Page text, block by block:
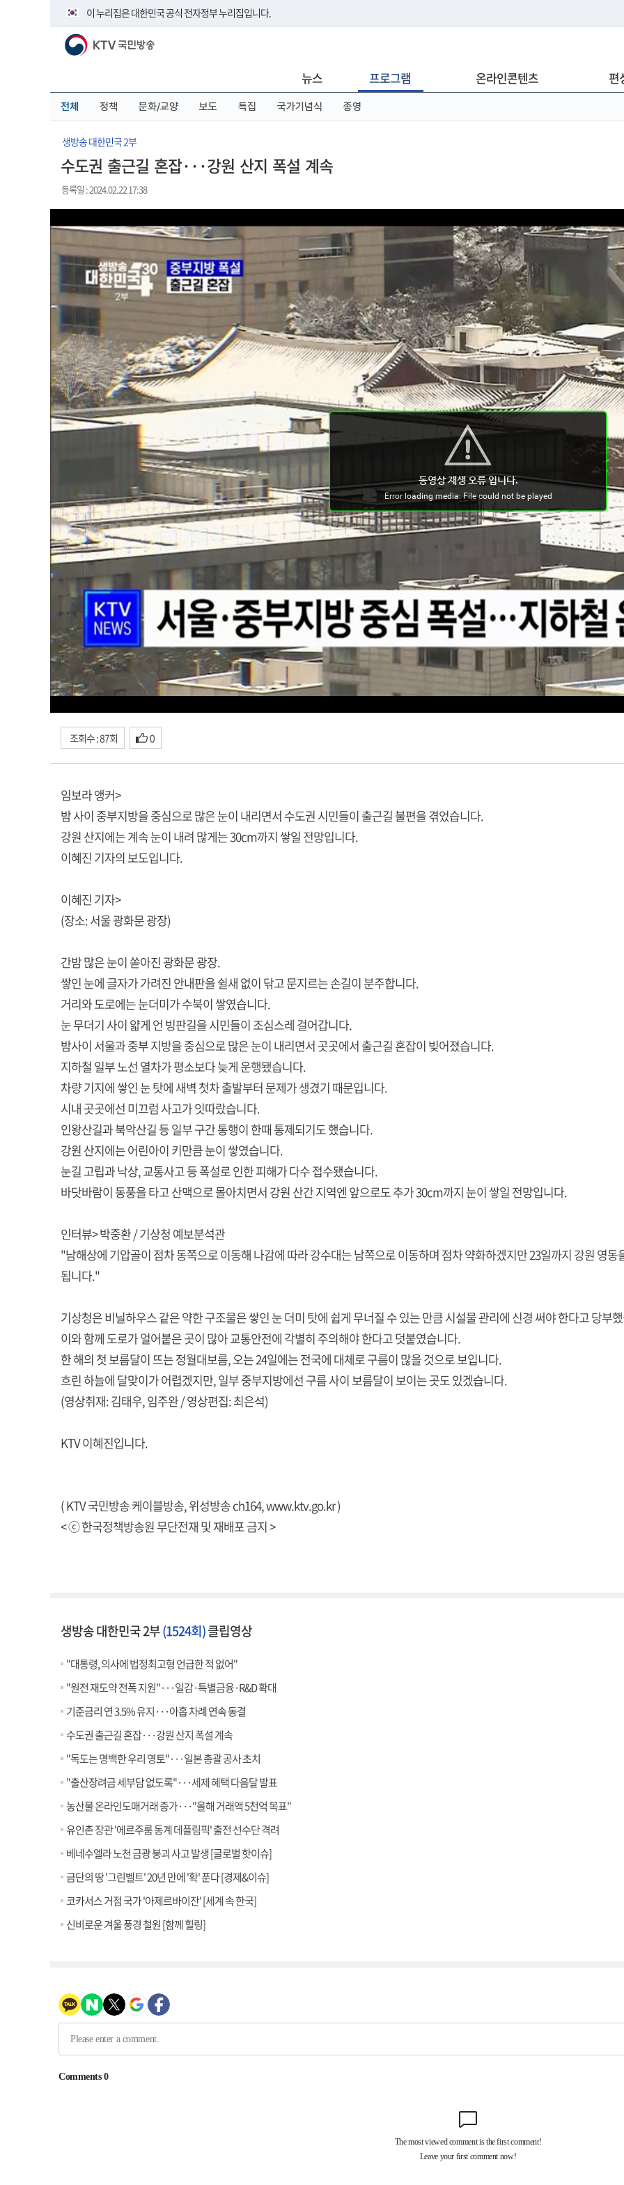
이 누리집은 대한민국 공식 전자정부 누리집입니다.
공식 누리집 주소 확인하기
이밖에 or.kr 또는 .kr등 다른 도메인 주소를 사용하고 있다면 아래 URL에서 도메인 주소를 확인해 보세요
KTV 국민방송
뉴스 프로그램 온라인콘텐츠 편
전체 정책 문화/교양 보도 특집 국가기념식 종영
생방송 대한민국 2부
수도권 출근길 혼잡···강원 산지 폭설 계속
등록일 : 2024.02.22 17:38
조회수 : 87회 0
임보라 앵커>
밤 사이 중부지방을 중심으로 많은 눈이 내리면서 수도권 시민들이 출근길 불편을 겪었습니다.
강원 산지에는 계속 눈이 내려 많게는 30cm까지 쌓일 전망입니다.
이혜진 기자의 보도입니다.
이혜진 기자>
(장소: 서울 광화문 광장)
간밤 많은 눈이 쏟아진 광화문 광장.
쌓인 눈에 글자가 가려진 안내판을 쉴새 없이 닦고 문지르는 손길이 분주합니다.
거리와 도로에는 눈더미가 수북이 쌓였습니다.
눈 무더기 사이 얇게 언 빙판길을 시민들이 조심스레 걸어갑니다.
밤사이 서울과 중부 지방을 중심으로 많은 눈이 내리면서 곳곳에서 출근길 혼잡이 빚어졌습니다.
지하철 일부 노선 열차가 평소보다 늦게 운행됐습니다.
차량 기지에 쌓인 눈 탓에 새벽 첫차 출발부터 문제가 생겼기 때문입니다.
시내 곳곳에선 미끄럼 사고가 잇따랐습니다.
인왕산길과 북악산길 등 일부 구간 통행이 한때 통제되기도 했습니다.
강원 산지에는 어린아이 키만큼 눈이 쌓였습니다.
눈길 고립과 낙상, 교통사고 등 폭설로 인한 피해가 다수 접수됐습니다.
바닷바람이 동풍을 타고 산맥으로 몰아치면서 강원 산간 지역엔 앞으로도 추가 30cm까지 눈이 쌓일 전망입니다.
인터뷰> 박중환 / 기상청 예보분석관
"남해상에 기압골이 점차 동쪽으로 이동해 나감에 따라 강수대는 남쪽으로 이동하며 점차 약화하겠지만 23일까지 강원 영
됩니다."
기상청은 비닐하우스 같은 약한 구조물은 쌓인 눈 더미 탓에 쉽게 무너질 수 있는 만큼 시설물 관리에 신경 써야 한다고 당부
이와 함께 도로가 얼어붙은 곳이 많아 교통안전에 각별히 주의해야 한다고 덧붙였습니다.
한 해의 첫 보름달이 뜨는 정월대보름, 오는 24일에는 전국에 대체로 구름이 많을 것으로 보입니다.
흐린 하늘에 달맞이가 어렵겠지만, 일부 중부지방에선 구름 사이 보름달이 보이는 곳도 있겠습니다.
(영상취재: 김태우, 임주완 / 영상편집: 최은석)
KTV 이혜진입니다.
( KTV 국민방송 케이블방송, 위성방송 ch164,www.ktv.go.kr)
< ⓒ 한국정책방송원 무단전재 및 재배포 금지 >
생방송 대한민국 2부(1524회)클립영상
"대통령, 의사에 법정최고형 언급한 적 없어"
"원전 재도약 전폭 지원"···일감·특별금융·R&D 확대
기준금리 연 3.5% 유지···아홉 차례 연속 동결
수도권 출근길 혼잡···강원 산지 폭설 계속
"독도는 명백한 우리 영토"···일본 총괄 공사 초치
"출산장려금 세부담 없도록"···세제 혜택 다음달 발표
농산물 온라인도매거래 증가···"올해 거래액 5천억 목표"
유인촌 장관 '에르주룸 동계 데플림픽' 출전 선수단 격려
베네수엘라 노천 금광 붕괴 사고 발생 [글로벌 핫이슈]
금단의 땅 '그린벨트' 20년 만에 '확' 푼다 [경제&이슈]
코카서스 거점 국가 '아제르바이잔' [세계 속 한국]
신비로운 겨울 풍경 철원 [함께 힐링]